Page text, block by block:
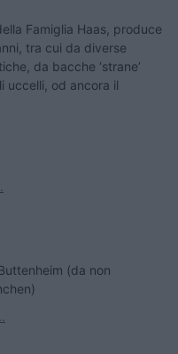
Famiglia Haas, produce
tra cui da diverse
da bacche ‘strane’
uccelli, od ancora il
(da non